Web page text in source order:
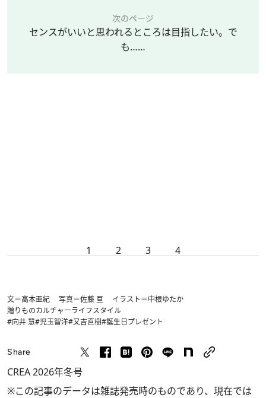
次のページ
センスがいいと思われるところは目指したい。で
も……
1 2 3 4
文＝高本亜紀 写真＝佐藤 亘 イラスト＝中根ゆたか
贈りものカルチャーライフスタイル
#向井 慧#児玉智洋#又吉直樹#誕生日プレゼント
Share
CREA 2026年冬号
※この記事のデータは雑誌発売時のものであり、現在では